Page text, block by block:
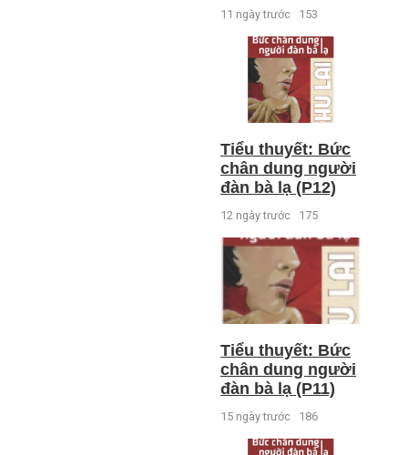
11 ngày trước 153
Tiểu thuyết: Bức
chân dung người
đàn bà lạ (P12)
12 ngày trước 175
Tiểu thuyết: Bức
chân dung người
đàn bà lạ (P11)
15 ngày trước 186